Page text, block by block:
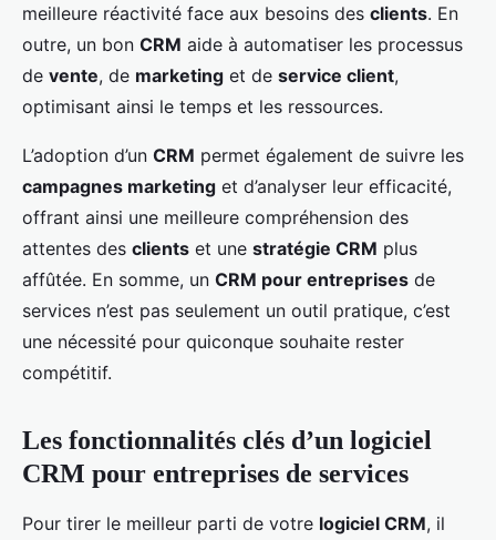
meilleure réactivité face aux besoins des clients. En
outre, un bon CRM aide à automatiser les processus
de vente, de marketing et de service client,
optimisant ainsi le temps et les ressources.
L’adoption d’un CRM permet également de suivre les
campagnes marketing et d’analyser leur efficacité,
offrant ainsi une meilleure compréhension des
attentes des clients et une stratégie CRM plus
affûtée. En somme, un CRM pour entreprises de
services n’est pas seulement un outil pratique, c’est
une nécessité pour quiconque souhaite rester
compétitif.
Les fonctionnalités clés d’un logiciel
CRM pour entreprises de services
Pour tirer le meilleur parti de votre logiciel CRM, il